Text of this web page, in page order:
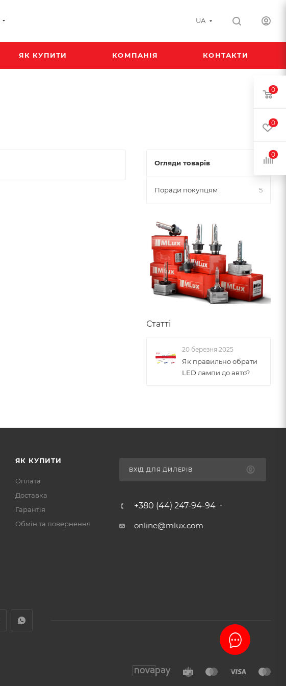
UA
ЯК КУПИТИ КОМПАНІЯ КОНТАКТИ
Огляди товарів
Поради покупцям 5
Статті
20 березня 2025
Як правильно обрати
LED лампи до авто?
ЯК КУПИТИ
Оплата
Доставка
Гарантія
Обмін та повернення
ВХІД ДЛЯ ДИЛЕРІВ
+380 (44) 247-94-94
online@mlux.com
0
0
0